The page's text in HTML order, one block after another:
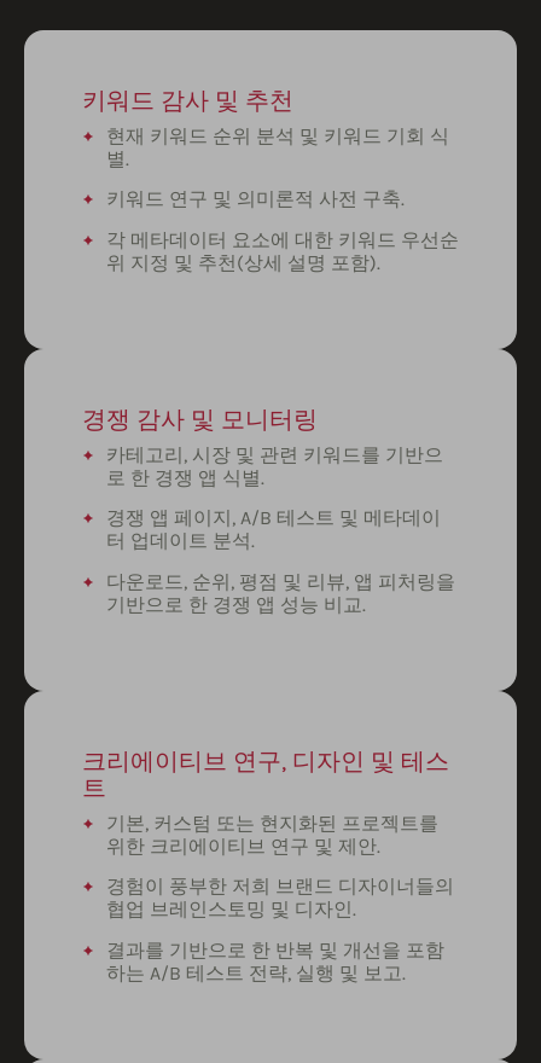
키워드 감사 및 추천
현재 키워드 순위 분석 및 키워드 기회 식
별.
키워드 연구 및 의미론적 사전 구축.
각 메타데이터 요소에 대한 키워드 우선순
위 지정 및 추천(상세 설명 포함).
경쟁 감사 및 모니터링
카테고리, 시장 및 관련 키워드를 기반으
로 한 경쟁 앱 식별.
경쟁 앱 페이지, A/B 테스트 및 메타데이
터 업데이트 분석.
다운로드, 순위, 평점 및 리뷰, 앱 피처링을
기반으로 한 경쟁 앱 성능 비교.
크리에이티브 연구, 디자인 및 테스
트
기본, 커스텀 또는 현지화된 프로젝트를
위한 크리에이티브 연구 및 제안.
경험이 풍부한 저희 브랜드 디자이너들의
협업 브레인스토밍 및 디자인.
결과를 기반으로 한 반복 및 개선을 포함
하는 A/B 테스트 전략, 실행 및 보고.